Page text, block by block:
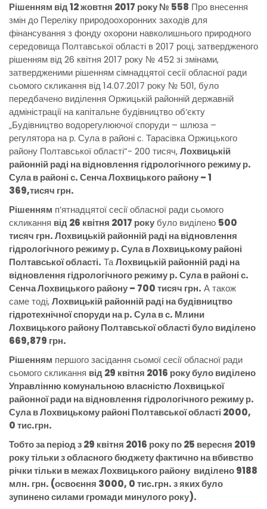
Рішенням від 12 жовтня 2017 року № 558 Про внесення
змін до Переліку природоохоронних заходів для
фінансування з фонду охорони навколишнього природного
середовища Полтавської області в 2017 році, затвердженого
рішенням від 26 квітня 2017 року № 452 зі змінами,
затвердженими рішенням сімнадцятої сесії обласної ради
сьомого скликання від 14.07.2017 року № 501, було
передбачено виділення Оржицькій районній державній
адміністрації на капітальне будівництво об’єкту
„Будівництво водорегулюючої споруди – шлюза –
регулятора на р. Сула в районі с. Тарасівка Оржицького
району Полтавської області”- 200 тисяч,Лохвицькій
районній раді на відновлення гідрологічного режиму р.
Сула в районі с. Сенча Лохвицького району – 1
369,тисяч грн.
Рішенням п’ятнадцятої сесії обласної ради сьомого
скликання від 26 квітня 2017 року було виділено 500
тисяч грн.Лохвицькій районній раді на відновлення
гідрологічного режиму р. Сула в Лохвицькому районі
Полтавської області. ТаЛохвицькій районній раді на
відновлення гідрологічного режиму р. Сула в районі с.
Сенча Лохвицького району – 700 тисяч грн. А також
саме тоді,Лохвицькій районній раді на будівництво
гідротехнічної споруди на р. Сула в с. Млини
Лохвицького району Полтавської області було виділено
669,879 грн.
Рішенням першого засідання сьомої сесії обласної ради
сьомого скликання від 29 квітня 2016 року було виділено
Управлінню комунальною власністю Лохвицької
районної ради на відновлення гідрологічного режиму р.
Сула в Лохвицькому районі Полтавської області 2000,
0 тис.грн.
Тобто за період з 29 квітня 2016 року по 25 вересня 2019
року тільки з обласного бюджету фактично на вбивство
річки тільки в межах Лохвицького району виділено 9188
млн. грн. (освоєння 3000, 0 тис.грн. з яких було
зупинено силами громади минулого року).